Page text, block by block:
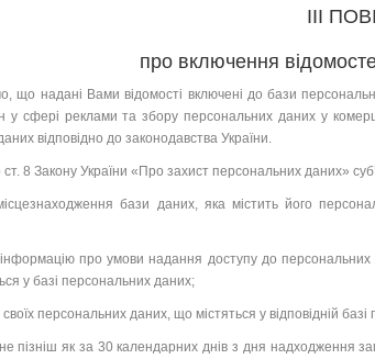
ІІІ
про включення
що надані Вами відомості включені до бази
у сфері реклами та збору персональних даних у
відповідно до законодавства України.
ст. 8 Закону України «Про захист персональних даних»
бази даних, яка містить його
про умови надання доступу до
у базі персональних даних;
персональних даних, що містяться у відповідній
пізніш як за 30 календарних днів з дня надходження